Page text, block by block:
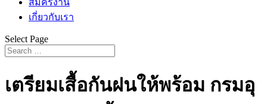
สมัครงาน
เกี่ยวกับเรา
Select Page
เตรียมเสื้อกันฝนให้พร้อม กรมอุ